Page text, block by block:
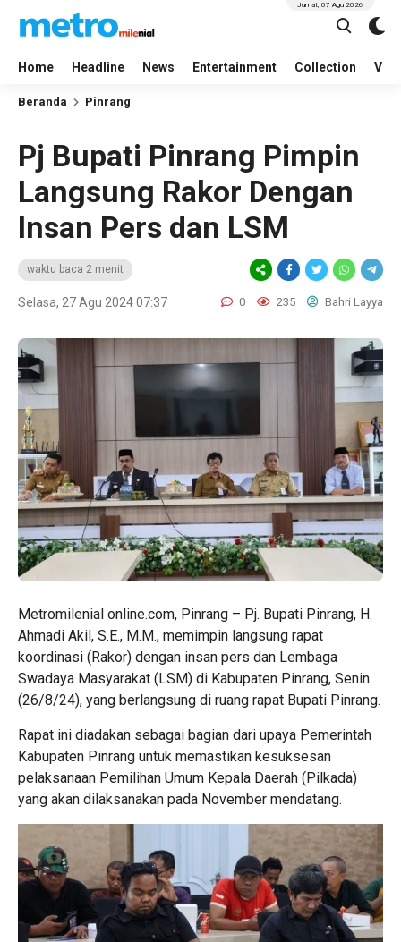
Home Headline News Entertainment Collection
Jumat, 07 Agu 2026
Beranda Pinrang
Pj Bupati Pinrang Pimpin
Langsung Rakor Dengan
Insan Pers dan LSM
waktu baca 2 menit
Selasa, 27 Agu 2024 07:37 0 235 Bahri Layya
Metromilenial online.com, Pinrang – Pj. Bupati Pinrang, H.
Ahmadi Akil, S.E., M.M., memimpin langsung rapat
koordinasi (Rakor) dengan insan pers dan Lembaga
Swadaya Masyarakat (LSM) di Kabupaten Pinrang, Senin
(26/8/24), yang berlangsung di ruang rapat Bupati Pinrang.
Rapat ini diadakan sebagai bagian dari upaya Pemerintah
Kabupaten Pinrang untuk memastikan kesuksesan
pelaksanaan Pemilihan Umum Kepala Daerah (Pilkada)
yang akan dilaksanakan pada November mendatang.